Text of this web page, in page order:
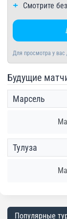
Смотрите
Для просмотра у
Будущие
Марсель
Тулуза
Популярные